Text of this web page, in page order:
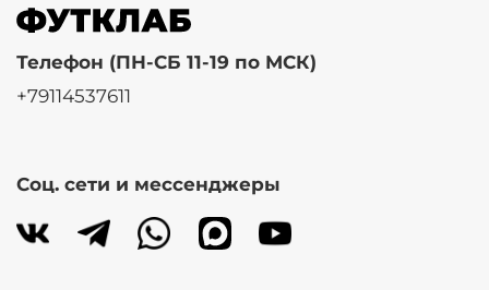
Телефон (ПН-СБ 11-19 по МСК)
+79114537611
Соц. сети и мессенджеры